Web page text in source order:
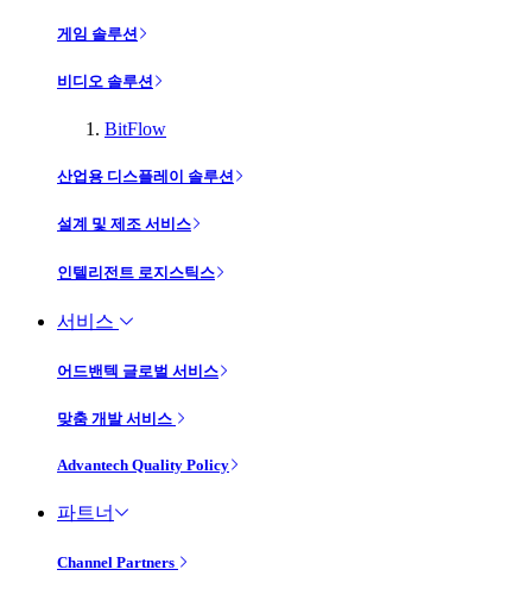
게임 솔루션
비디오 솔루션
BitFlow
산업용 디스플레이 솔루션
설계 및 제조 서비스
인텔리전트 로지스틱스
서비스
어드밴텍 글로벌 서비스
맞춤 개발 서비스
Advantech Quality Policy
파트너
Channel Partners